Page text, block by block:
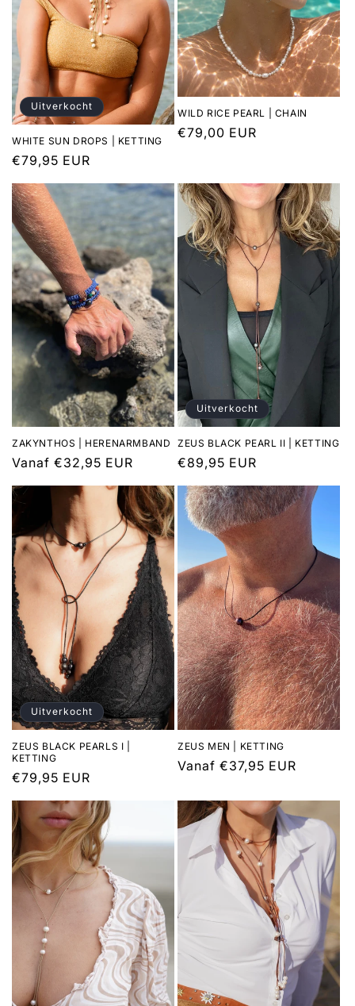
e
:
Uitverkocht
WHITE SUN DROPS | KETTING
Normale
€79,95 EUR
WILD RICE PEARL | CHAIN
Normale
€79,00 EUR
ZAKYNTHOS | HERENARMBAND
Normale
prijs
Vanaf €32,95 EUR
Uitverkocht
ZEUS BLACK PEARL II | KETTING
Normale
prijs
€89,95 EUR
Uitverkocht
ZEUS BLACK PEARLS I |
KETTING
Normale
€79,95 EUR
ZEUS MEN | KETTING
Normale
Vanaf €37,95 EUR